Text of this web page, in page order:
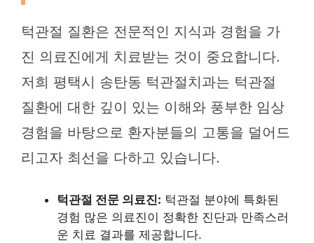
턱관절 질환은 전문적인 지식과 경험을 가
진 의료진에게 치료받는 것이 중요합니다.
저희 평택시 송탄동 턱관절치과는 턱관절
질환에 대한 깊이 있는 이해와 풍부한 임상
경험을 바탕으로 환자분들의 고통을 덜어드
리고자 최선을 다하고 있습니다.
턱관절 전문 의료진: 턱관절 분야에 특화된
경험 많은 의료진이 정확한 진단과 만족스러
운 치료 결과를 제공합니다.